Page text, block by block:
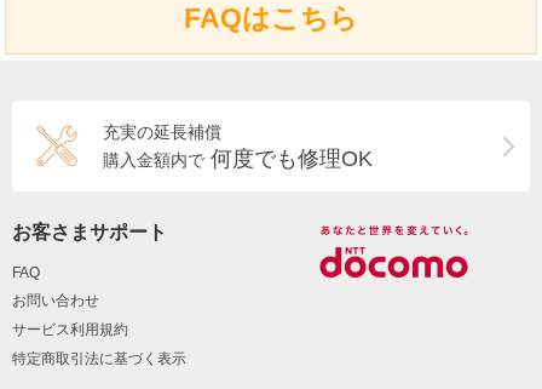
FAQはこちら
充実の延長補償
購入金額内で 何度でも修理OK
お客さまサポート
FAQ
お問い合わせ
サービス利用規約
特定商取引法に基づく表示